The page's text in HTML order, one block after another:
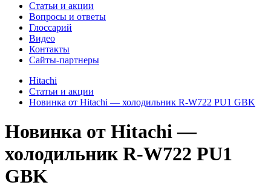
Cтатьи и акции
Вопросы и ответы
Глоссарий
Видео
Контакты
Сайты-партнеры
Hitachi
Cтатьи и акции
Новинка от Hitachi — холодильник R-W722 PU1 GBK
Новинка от Hitachi —
холодильник R-W722 PU1
GBK